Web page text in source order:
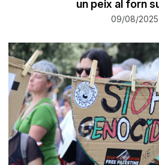
un peix al forn
09/08/2025